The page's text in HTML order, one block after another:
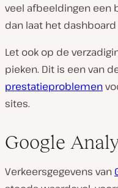
veel afbeeldingen een
dan laat het dashboard
Let ook op de
pieken. Dit is een van
prestatieproblemen
sites.
Google
Verkeersgegevens van